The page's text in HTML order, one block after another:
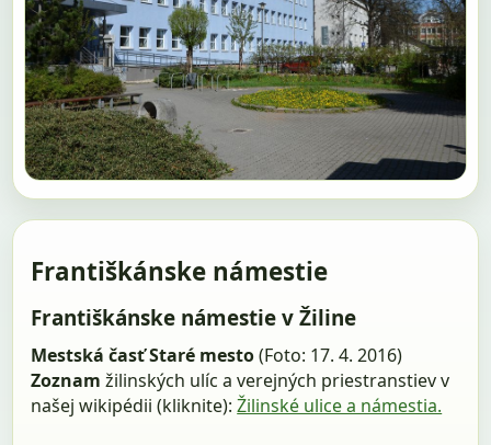
Františkánske námestie
Františkánske námestie v Žiline
Mestská časť Staré mesto(Foto: 17. 4. 2016)
Zoznamžilinských ulíc a verejných priestranstiev v
našej wikipédii (kliknite):Žilinské ulice a námestia.